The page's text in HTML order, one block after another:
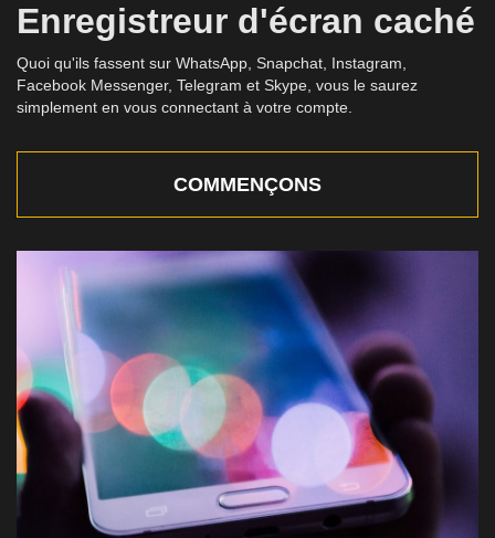
Enregistreur d'écran caché
Quoi qu'ils fassent sur WhatsApp, Snapchat, Instagram,
Facebook Messenger, Telegram et Skype, vous le saurez
simplement en vous connectant à votre compte.
COMMENÇONS